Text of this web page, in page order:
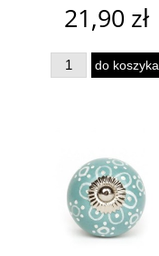
21,90 zł
do koszyka